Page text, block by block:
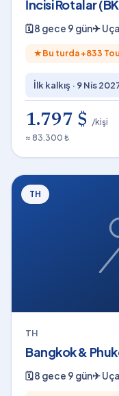
İncisi Rotalar
🗓8 gece 9 gün✈
★ Bu turda +833
İlk kalkış · 9 Nis
1.797 $ /kişi
≈ 83.300 ₺
TH
TH
Bangkok &
🗓8 gece 9 gün✈